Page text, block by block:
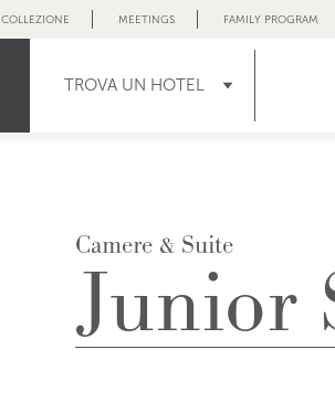
COLLEZIONE MEETINGS FAMILY PROGRAM
TROVA UN HOTEL
Camere & Suite
Junior